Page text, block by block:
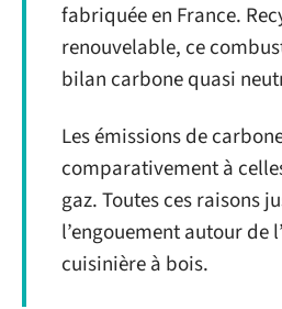
fabriquée en France.
renouvelable, ce
bilan carbone quasi
Les émissions de
comparativement à
gaz. Toutes ces raisons
l’engouement autour de
cuisinière à bois.